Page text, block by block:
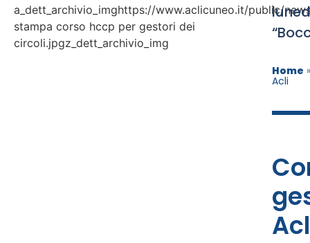
a_dett_archivio_imghttps://www.aclicuneo.it/public/
stampa corso hccp per gestori dei
circoli.jpgz_dett_archivio_img
Home
Acli